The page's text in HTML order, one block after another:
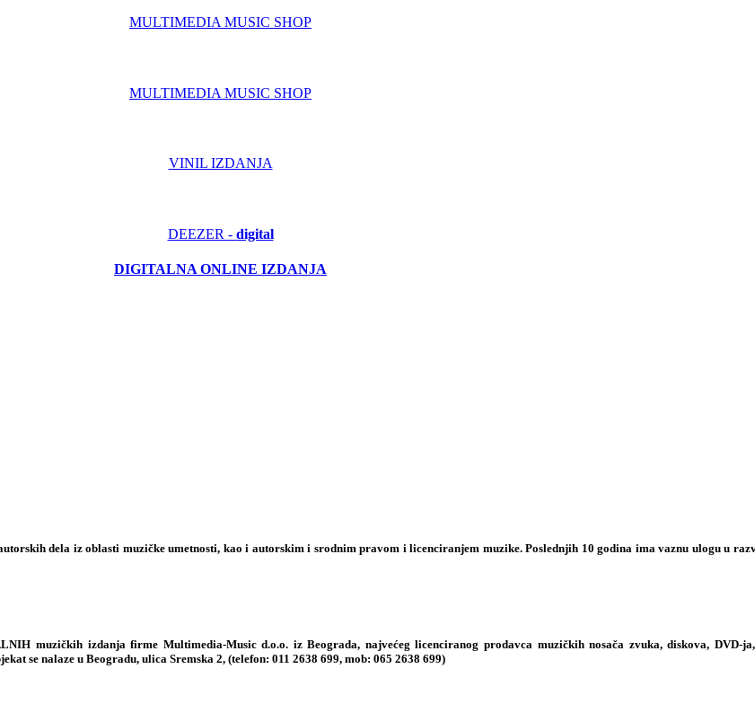
MULTIMEDIA MUSIC SHOP
MULTIMEDIA MUSIC SHOP
VINIL IZDANJA
DEEZER - digital
DIGITALNA ONLINE IZDANJA
dela iz oblasti muzičke umetnosti, kao i autorskim i srodnim pravom i licenciranjem muzike. Poslednjih 10 godina ima vaznu ulogu u
muzičkih izdanja firme Multimedia-Music d.o.o. iz Beograda, najvećeg licenciranog prodavca muzičkih nosača zvuka, diskova, DVD-
se nalaze u Beogradu, ulica Sremska 2, (telefon: 011 2638 699, mob: 065 2638 699)